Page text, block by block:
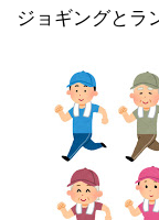
ジョギングとラ